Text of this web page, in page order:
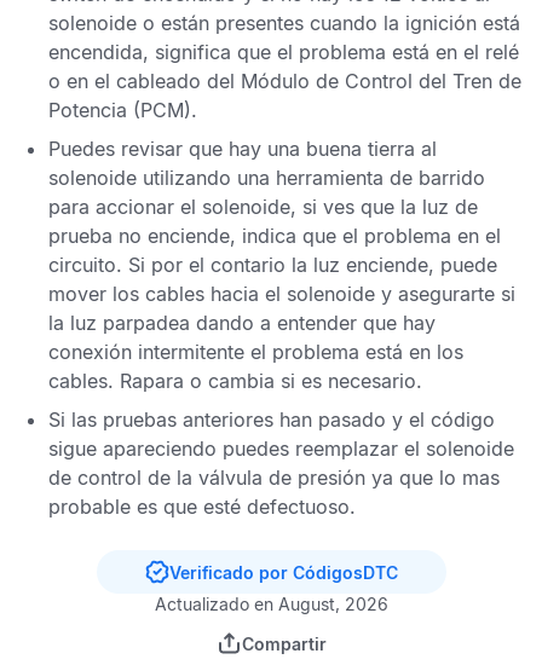
solenoide o están presentes cuando la ignición está
encendida, significa que el problema está en el relé
o en el cableado del Módulo de Control del Tren de
Potencia (PCM).
Puedes revisar que hay una buena tierra al
solenoide utilizando una herramienta de barrido
para accionar el solenoide, si ves que la luz de
prueba no enciende, indica que el problema en el
circuito. Si por el contario la luz enciende, puede
mover los cables hacia el solenoide y asegurarte si
la luz parpadea dando a entender que hay
conexión intermitente el problema está en los
cables. Rapara o cambia si es necesario.
Si las pruebas anteriores han pasado y el código
sigue apareciendo puedes reemplazar el solenoide
de control de la válvula de presión ya que lo mas
probable es que esté defectuoso.
Verificado por CódigosDTC
Actualizado en August, 2026
Compartir